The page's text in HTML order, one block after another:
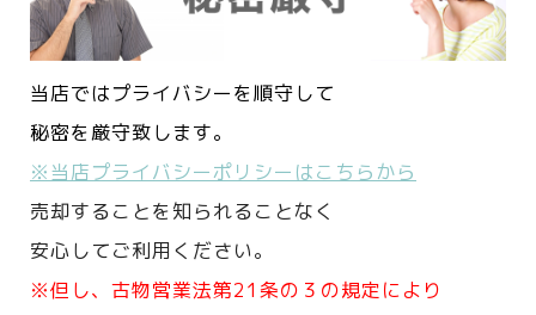
当店ではプライバシーを順守して
秘密を厳守致します。
※当店プライバシーポリシーはこちらから
売却することを知られることなく
安心してご利用ください。
※但し、古物営業法第21条の３の規定により